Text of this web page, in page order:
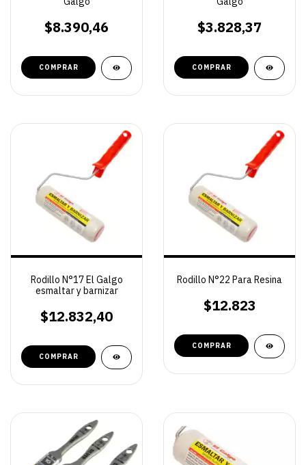
$8.390,46 $3.828,37
Rodillo N°17 El Galgo
esmaltar y barnizar
$12.832,40
Rodillo N°22 Para Resina
$12.823